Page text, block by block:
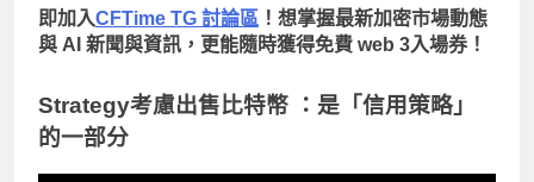
即加入CFTime TG 討論區 ！想掌握最新加密市場動態
與 AI 新聞與資訊，更能隨時獲得免費 web 3入場券！
Strategy考慮出售比特幣 ：是「信用策略」
的一部分